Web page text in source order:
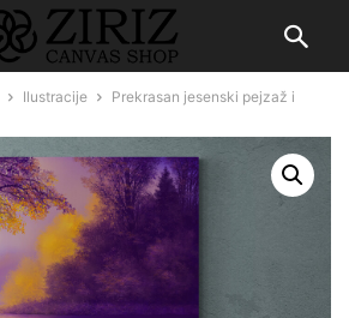
Ilustracije
Prekrasan jesenski pejzaž i